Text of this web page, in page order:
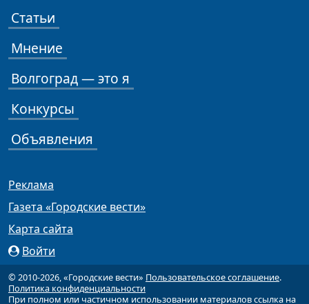
Статьи
Мнение
Волгоград — это я
Конкурсы
Объявления
Реклама
Газета «Городские вести»
Карта сайта
Войти
© 2010-2026, «Городские вести» Пользовательское соглашение.
Политика конфиденциальности
При полном или частичном использовании материалов ссылка на